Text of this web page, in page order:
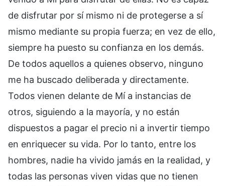
de disfrutar por sí mismo ni de protegerse a sí
mismo mediante su propia fuerza; en vez de ello,
siempre ha puesto su confianza en los demás.
De todos aquellos a quienes observo, ninguno
me ha buscado deliberada y directamente.
Todos vienen delante de Mí a instancias de
otros, siguiendo a la mayoría, y no están
dispuestos a pagar el precio ni a invertir tiempo
en enriquecer su vida. Por lo tanto, entre los
hombres, nadie ha vivido jamás en la realidad, y
todas las personas viven vidas que no tienen